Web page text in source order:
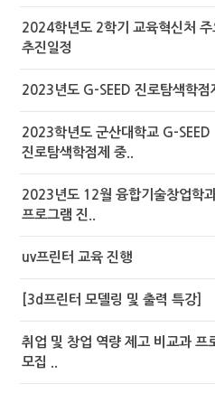
2024학년도 2학기 교육혁신처 주
추진일정
2023년도 G-SEED 진로탐색학점
2023학년도 군산대학교 G-SEED
진로탐색학점제 중..
2023년도 12월 융합기술창업학
프로그램 진..
uv프린터 교육 진행
[3d프린터 모델링 및 출력 특강]
취업 및 창업 역량 제고 비교과 프
모집 ..